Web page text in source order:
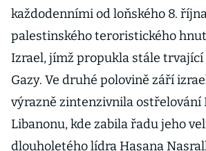
každodenními od loňského 8.
palestinského teroristického
Izrael, jímž propukla stále trvající
Gazy. Ve druhé polovině září
výrazně zintenzivnila ostřelování
Libanonu, kde zabila řadu jeho
dlouholetého lídra Hasana